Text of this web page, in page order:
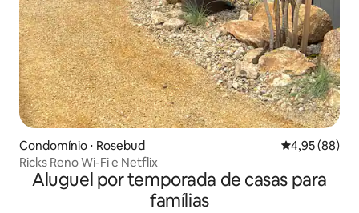
Condomínio ⋅ Rosebud 4,95 de uma
4,95 (88)
Ricks Reno Wi-Fi e Netflix
Aluguel por temporada de casas para
famílias